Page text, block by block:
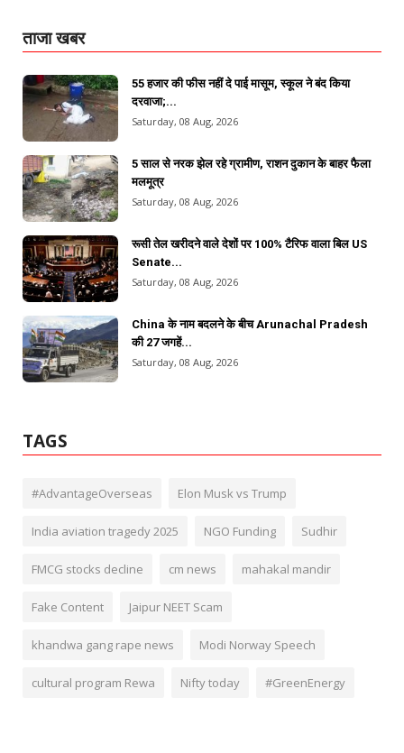
ताजा खबर
55 हजार की फीस नहीं दे पाई मासूम, स्कूल ने बंद किया
दरवाजा;...
Saturday, 08 Aug, 2026
5 साल से नरक झेल रहे ग्रामीण, राशन दुकान के बाहर फैला
मलमूत्र
Saturday, 08 Aug, 2026
रूसी तेल खरीदने वाले देशों पर 100% टैरिफ वाला बिल US
Senate...
Saturday, 08 Aug, 2026
China के नाम बदलने के बीच Arunachal Pradesh
की 27 जगहें...
Saturday, 08 Aug, 2026
TAGS
#AdvantageOverseas Elon Musk vs Trump
India aviation tragedy 2025 NGO Funding Sudhir
FMCG stocks decline cm news mahakal mandir
Fake Content Jaipur NEET Scam
khandwa gang rape news Modi Norway Speech
cultural program Rewa Nifty today #GreenEnergy